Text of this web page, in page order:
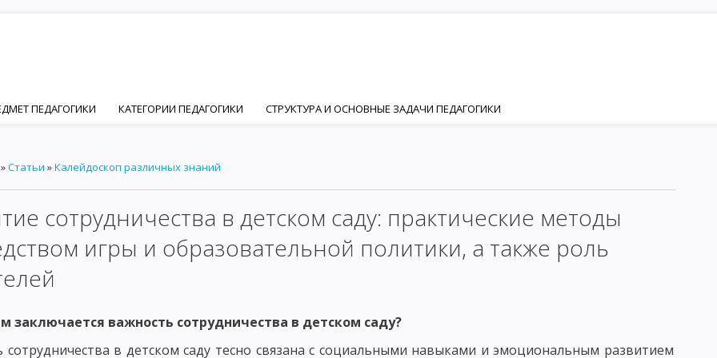
ПЕДАГОГИКИ КАТЕГОРИИ ПЕДАГОГИКИ СТРУКТУРА И ОСНОВНЫЕ ЗАДАЧИ ПЕДАГОГИКИ
И ПЕДАГОГИЧЕСКОЙ НАУК ОСНОВНЫЕ ПСИХИЧЕСКИЕ ЧЕРТЫ ЛИЧНОСТИ
ФАКТОР ФОРМИРОВАНИЯ ЛИЧНОСТИ – ПОНЯТИЕ СОЦИАЛИЗАЦИЯ
ОСНОВНЫЕ ПРИНЦИПЫ СОЦИАЛИЗАЦИИ. ВОСПИТАНИЕ КАК ФАКТОР ФОРМИРОВАНИЯ ЛИЧНОСТИ
ЧЕЛОВЕКА ОСНОВНЫЕ ВИДЫ ДЕЯТЕЛЬНОСТИ РЕБЕНКА
»Статьи »Калейдоскоп различных знаний
сотрудничества в детском саду: практические методы
игры и образовательной политики, а также роль
заключается важность сотрудничества в детском саду?
сотрудничества в детском саду тесно связана с социальными навыками и эмоциональным развитием